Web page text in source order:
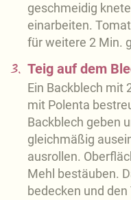
geschmeidig
einarbeiten.
für weitere 2 Min.
3. Teig auf dem
Ein Backblech mit
mit Polenta
Backblech geben
gleichmäßig
ausrollen.
Mehl bestäuben.
bedecken und